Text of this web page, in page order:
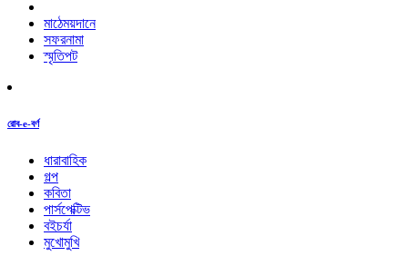
মাঠেময়দানে
সফরনামা
স্মৃতিপট
রোব-e-বর্ণ
ধারাবাহিক
গল্প
কবিতা
পার্সপেক্টিভ
বইচর্যা
মুখোমুখি